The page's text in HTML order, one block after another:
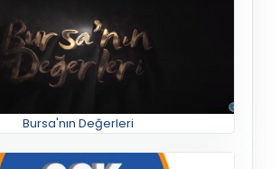
Bursa'nın Değerleri